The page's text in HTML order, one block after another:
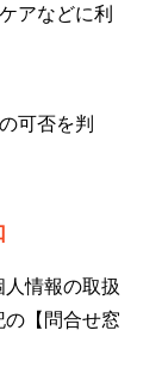
アなどに利
可否を判
情報の取扱
【問合せ窓